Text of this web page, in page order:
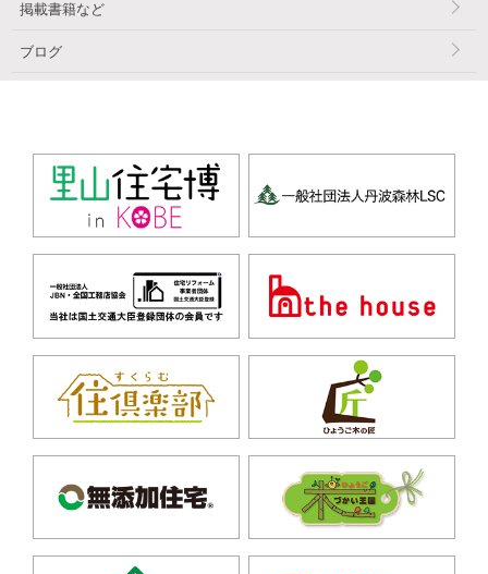
掲載書籍など
ブログ